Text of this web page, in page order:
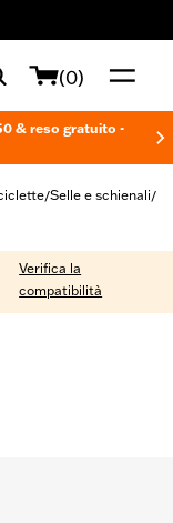
(0)
& reso gratuito -
/Selle e schienali/
Verifica la
compatibilità